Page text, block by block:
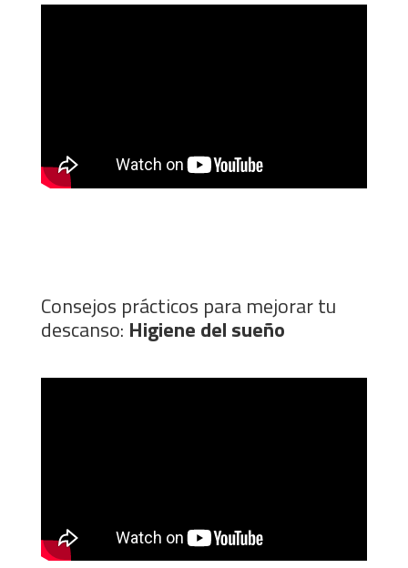
Consejos prácticos para mejorar tu
descanso: Higiene del sueño